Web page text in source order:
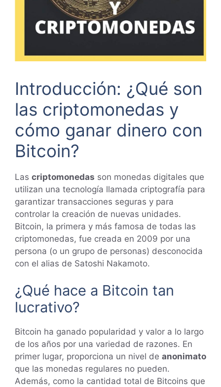
Introducción: ¿Qué son
las criptomonedas y
cómo ganar dinero con
Bitcoin?
Las criptomonedas son monedas digitales que
utilizan una tecnología llamada criptografía para
garantizar transacciones seguras y para
controlar la creación de nuevas unidades.
Bitcoin, la primera y más famosa de todas las
criptomonedas, fue creada en 2009 por una
persona (o un grupo de personas) desconocida
con el alias de Satoshi Nakamoto.
¿Qué hace a Bitcoin tan
lucrativo?
Bitcoin ha ganado popularidad y valor a lo largo
de los años por una variedad de razones. En
primer lugar, proporciona un nivel de anonimato
que las monedas regulares no pueden.
Además, como la cantidad total de Bitcoins que